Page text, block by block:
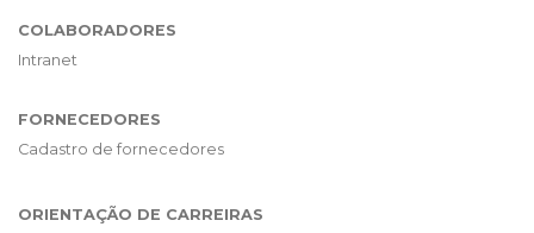
COLABORADORES
Intranet
FORNECEDORES
Cadastro de fornecedores
ORIENTAÇÃO DE CARREIRAS